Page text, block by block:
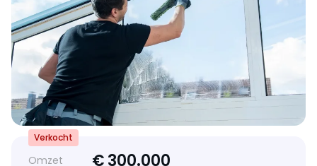
Omzet €300.000
Verkocht